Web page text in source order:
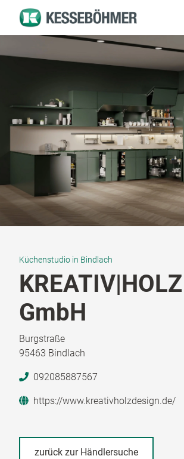
Küchenstudio in Bindlach
GmbH
Burgstraße
95463 Bindlach
092085887567
https://www.kreativholzdesign.de/
zurück zur Händlersuche